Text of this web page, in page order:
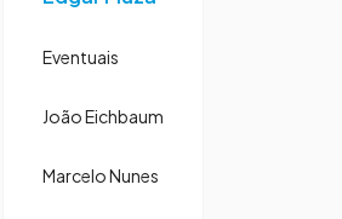
Eventuais
João Eichbaum
Marcelo Nunes